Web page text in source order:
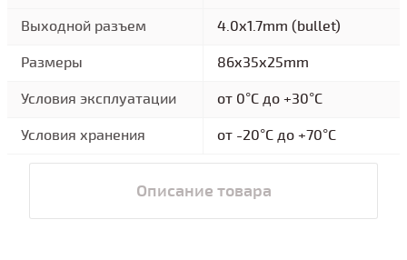
Выходной разъем
4.0x1.7mm (bullet)
Размеры
86x35x25mm
Условия эксплуатации
от 0°C до +30°C
Условия хранения
от -20°C до +70°C
Описание товара